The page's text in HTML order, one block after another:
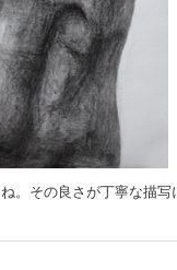
。その良さが丁寧な描写